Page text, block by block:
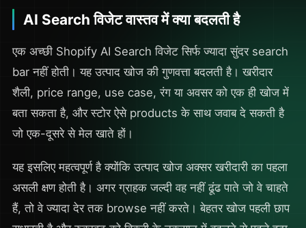
AI Search विजेट वास्तव में क्या बदलती है
एक अच्छी Shopify AI Search विजेट सिर्फ ज्यादा सुंदर search
bar नहीं होती। यह उत्पाद खोज की गुणवत्ता बदलती है। खरीदार
शैली, price range, use case, रंग या अवसर को एक ही खोज में
बता सकता है, और स्टोर ऐसे products के साथ जवाब दे सकती है
जो एक-दूसरे से मेल खाते हों।
यह इसलिए महत्वपूर्ण है क्योंकि उत्पाद खोज अक्सर खरीदारी का पहला
असली क्षण होती है। अगर ग्राहक जल्दी वह नहीं ढूंढ पाते जो वे चाहते
हैं, तो वे ज्यादा देर तक browse नहीं करते। बेहतर खोज पहली छाप